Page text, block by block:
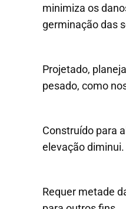
minimiza os
germinação das
Projetado,
pesado, como
Construído para
elevação
Requer metade